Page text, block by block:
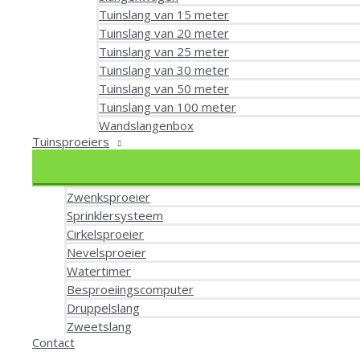
Tuinslang van 15 meter
Tuinslang van 20 meter
Tuinslang van 25 meter
Tuinslang van 30 meter
Tuinslang van 50 meter
Tuinslang van 100 meter
Wandslangenbox
Tuinsproeiers
Zwenksproeier
Sprinklersysteem
Cirkelsproeier
Nevelsproeier
Watertimer
Besproeiingscomputer
Druppelslang
Zweetslang
Contact